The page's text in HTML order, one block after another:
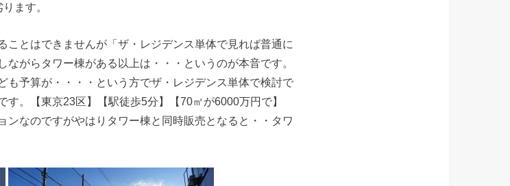
ます。
ことはできませんが「ザ・レジデンス単体で見れば普通に
がらタワー棟がある以上は・・・というのが本音です。
も予算が・・・・という方でザ・レジデンス単体で検討で
。【東京23区】【駅徒歩5分】【70㎡が6000万円で】
ンなのですがやはりタワー棟と同時販売となると・・タワ